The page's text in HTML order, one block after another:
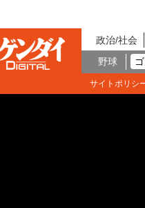
政治/社会
野球
サイトポリシ